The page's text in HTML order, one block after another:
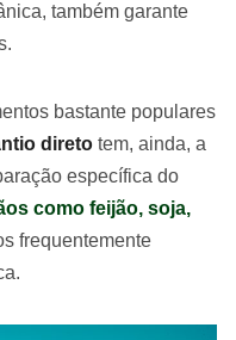
também garante
bastante populares
direto tem, ainda, a
específica do
como feijão, soja,
frequentemente